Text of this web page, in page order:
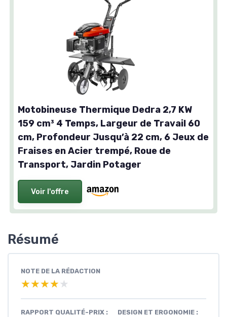
Motobineuse Thermique Dedra 2,7 KW
159 cm³ 4 Temps, Largeur de Travail 60
cm, Profondeur Jusqu’à 22 cm, 6 Jeux de
Fraises en Acier trempé, Roue de
Transport, Jardin Potager
Voir l'offre
Résumé
NOTE DE LA RÉDACTION
★★★★★
★★★★★
RAPPORT QUALITÉ-PRIX :
DESIGN ET ERGONOMIE :